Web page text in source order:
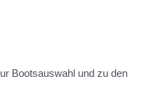
Bootsauswahl und zu den